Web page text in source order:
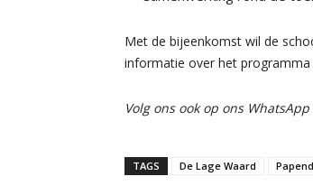
Met de bijeenkomst wil de
informatie over het
Volg ons ook op ons
TAGS De Lage Waard